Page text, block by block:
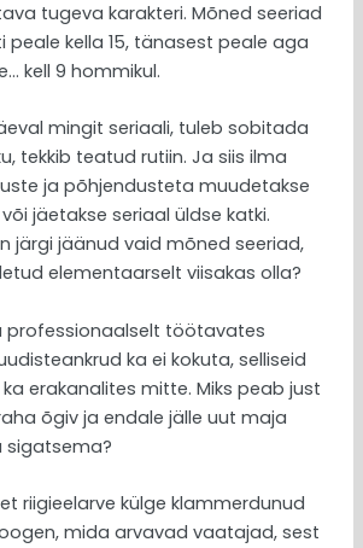
tugeva karakteri. Mõned seeriad
kella 15, tänasest peale aga
kell 9 hommikul.
mingit seriaali, tuleb sobitada
tekkib teatud rutiin. Ja siis ilma
ja põhjendusteta muudetakse
jäetakse seriaal üldse katki.
järgi jäänud vaid mõned seeriad,
elementaarselt viisakas olla?
professionaalselt töötavates
ka ei kokuta, selliseid
erakanalites mitte. Miks peab just
õgiv ja endale jälle uut maja
sigatsema?
riigieelarve külge klammerdunud
mida arvavad vaatajad, sest